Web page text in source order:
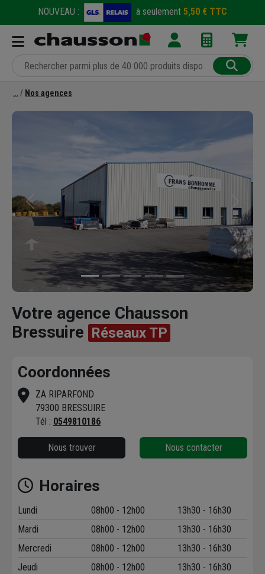
NOUVEAU : à seulement 5,50 € TTC
Nos agences
Précédent Suivant
Votre agence Chausson
Bressuire Réseaux TP
Coordonnées
ZA RIPARFOND
79300 BRESSUIRE
Tél : 0549810186
Nous trouver Nous contacter
Horaires
Lundi 08h00 - 12h00
13h30 - 16h30
Mardi
08h00 - 12h00
13h30 - 16h30
Mercredi
08h00 - 12h00
13h30 - 16h30
Jeudi
08h00 - 12h00
13h30 - 16h30